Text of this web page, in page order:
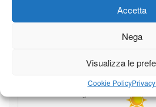
Accetta
Nega
Visualizza le
Cookie Policy
24°C|38°C